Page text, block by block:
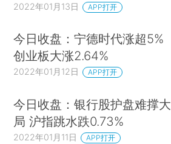
2022年01月13日 APP打开
今日收盘：宁德时代涨超5%
创业板大涨2.64%
2022年01月12日 APP打开
今日收盘：银行股护盘难撑大
局 沪指跳水跌0.73%
2022年01月11日 APP打开